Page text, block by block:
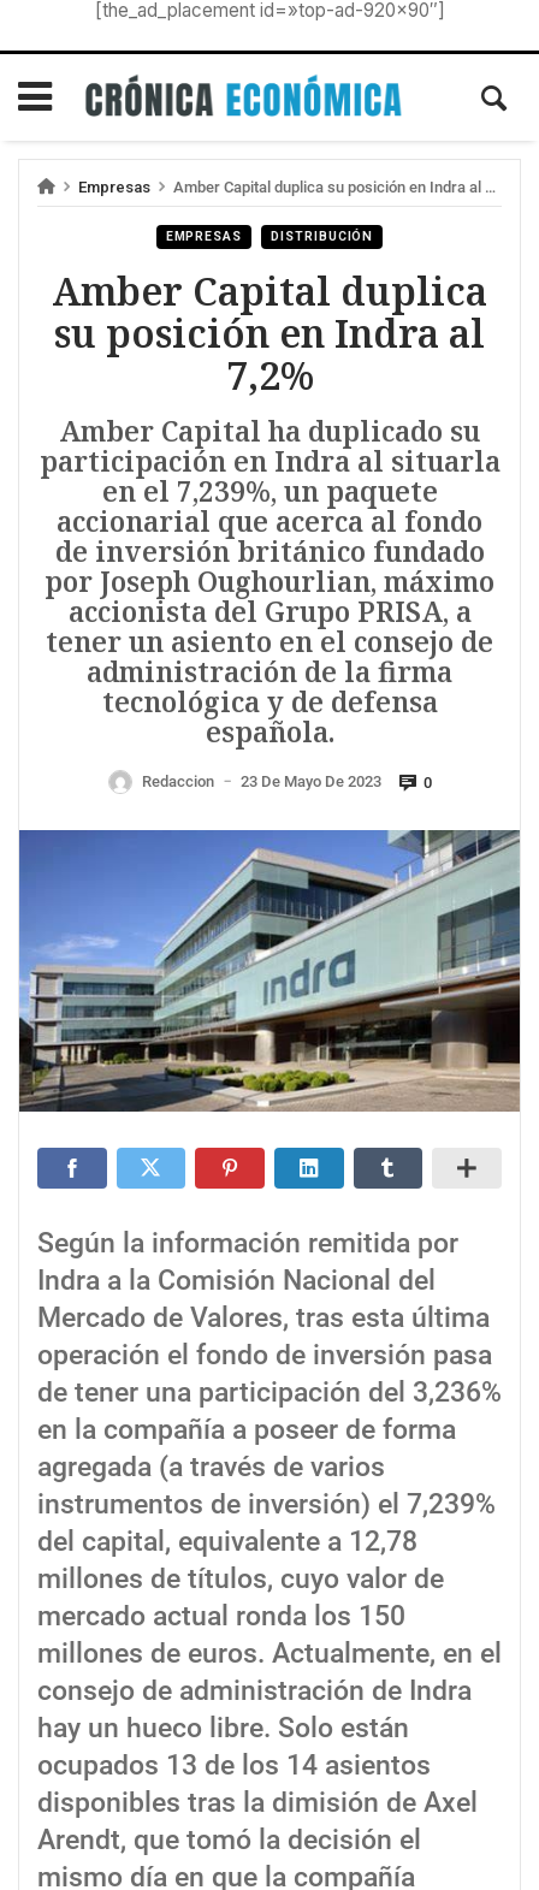
[the_ad_placement id=»top-ad-920×90″]
Empresas Amber Capital duplica su posición en Indra al 7,2%
EMPRESAS DISTRIBUCIÓN
Amber Capital duplica
su posición en Indra al
7,2%
Amber Capital ha duplicado su
participación en Indra al situarla
en el 7,239%, un paquete
accionarial que acerca al fondo
de inversión británico fundado
por Joseph Oughourlian, máximo
accionista del Grupo PRISA, a
tener un asiento en el consejo de
administración de la firma
tecnológica y de defensa
española.
Redaccion — 23 De Mayo De 2023 0
Según la información remitida por
Indra a la Comisión Nacional del
Mercado de Valores, tras esta última
operación el fondo de inversión pasa
de tener una participación del 3,236%
en la compañía a poseer de forma
agregada (a través de varios
instrumentos de inversión) el 7,239%
del capital, equivalente a 12,78
millones de títulos, cuyo valor de
mercado actual ronda los 150
millones de euros. Actualmente, en el
consejo de administración de Indra
hay un hueco libre. Solo están
ocupados 13 de los 14 asientos
disponibles tras la dimisión de Axel
Arendt, que tomó la decisión el
mismo día en que la compañía